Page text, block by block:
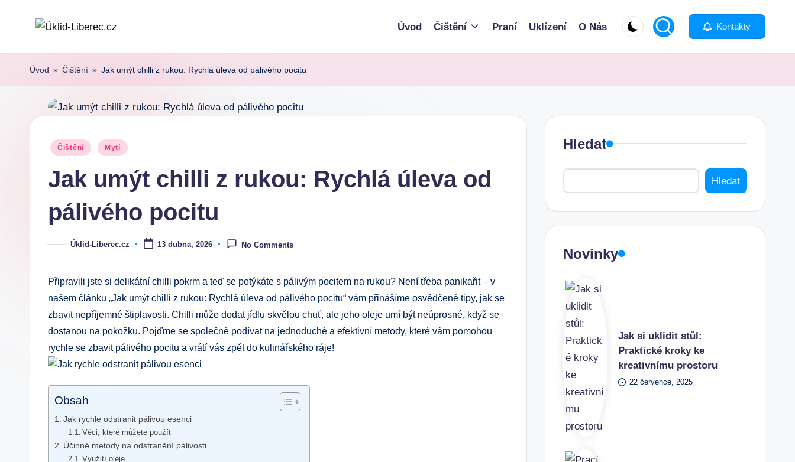
content
Úvod Čištění Praní Uklízení O Nás Kontakty
Úvod » Čištění » Jak umýt chilli z rukou: Rychlá úleva od pálivého pocitu
Posted
Čištění Mytí
Jak umýt chilli z rukou: Rychlá úleva od
pálivého pocitu
PostedÚklid-Liberec.cz 13 dubna, 2026 No Comments
Připravili jste si delikátní chilli pokrm a teď se potýkáte s pálivým pocitem na rukou? Není třeba panikařit – v
našem článku „Jak umýt chilli z rukou: Rychlá úleva od pálivého pocitu“ vám přinášíme osvědčené tipy, jak se
zbavit nepříjemné štiplavosti. Chilli může dodat jídlu skvělou chuť, ale jeho oleje umí být neúprosné, když se
dostanou na pokožku. Pojďme se společně podívat na jednoduché a efektivní metody, které vám pomohou
rychle se zbavit pálivého pocitu a vrátí vás zpět do kulinářského ráje!
Obsah
Jak rychle odstranit pálivou esenci
Věci, které můžete použít
Účinné metody na odstranění pálivosti
Využití oleje
Hledat
Hledat
Novinky
Jak si uklidit stůl:
Praktické kroky ke
kreativnímu prostoru
22 července, 2025